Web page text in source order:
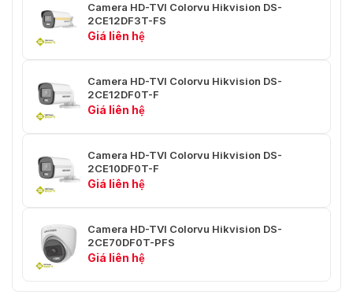
Điều Kiện Hoạt
Động
-40°C đến 60°C (-40°F đến
Kết Nối
Ngôn Ngữ
Nguồn
12 VDC ± 25%, Tối đa. 2,4 W
Sự Bảo Vệ IP67
Camera HD-TVI Colorvu Hikvision DS-
2CE12DF3T-FS
Giá liên hệ
Camera HD-TVI Colorvu Hikvision DS-
2CE12DF0T-F
Giá liên hệ
Camera HD-TVI Colorvu Hikvision DS-
2CE10DF0T-F
Giá liên hệ
Camera HD-TVI Colorvu Hikvision DS-
2CE70DF0T-PFS
Giá liên hệ